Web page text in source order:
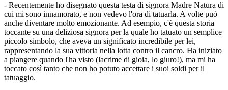
- Recentemente ho disegnato questa testa di signora Madre Natura di
cui mi sono innamorato, e non vedevo l'ora di tatuarla. A volte può
anche diventare molto emozionante. Ad esempio, c'è questa storia
toccante su una deliziosa signora per la quale ho tatuato un semplice
piccolo simbolo, che aveva un significato incredibile per lei,
rappresentando la sua vittoria nella lotta contro il cancro. Ha iniziato
a piangere quando l'ha visto (lacrime di gioia, lo giuro!), ma mi ha
toccato così tanto che non ho potuto accettare i suoi soldi per il
tatuaggio.